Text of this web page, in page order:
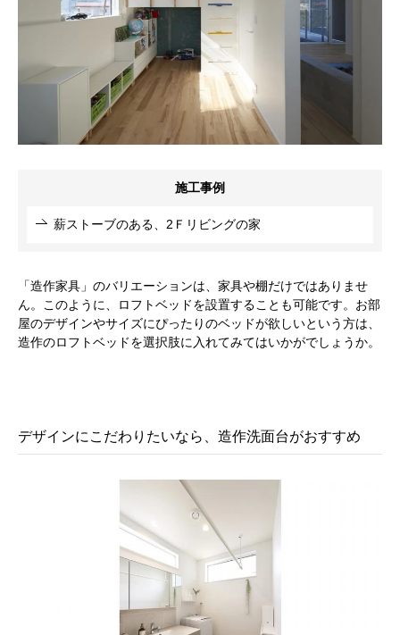
施工事例
薪ストーブのある、2Ｆリビングの家
「造作家具」のバリエーションは、家具や棚だけではありませ
ん。このように、ロフトベッドを設置することも可能です。お部
屋のデザインやサイズにぴったりのベッドが欲しいという方は、
造作のロフトベッドを選択肢に入れてみてはいかがでしょうか。
デザインにこだわりたいなら、造作洗面台がおすすめ